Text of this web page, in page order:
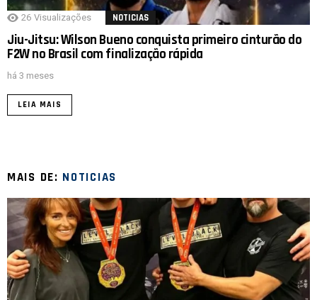
26 Visualizações NOTICIAS
Jiu-Jitsu: Wilson Bueno conquista primeiro cinturão do
F2W no Brasil com finalização rápida
há 3 meses
LEIA MAIS
MAIS DE: NOTICIAS